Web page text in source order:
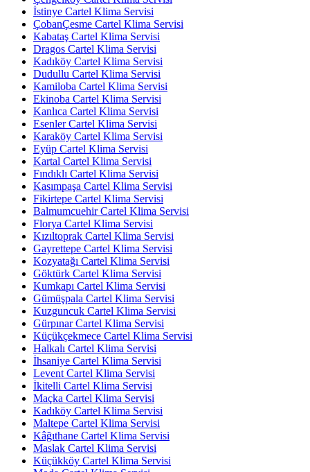
İstinye Cartel Klima Servisi
ÇobanÇesme Cartel Klima Servisi
Kabataş Cartel Klima Servisi
Dragos Cartel Klima Servisi
Kadıköy Cartel Klima Servisi
Dudullu Cartel Klima Servisi
Kamiloba Cartel Klima Servisi
Ekinoba Cartel Klima Servisi
Kanlıca Cartel Klima Servisi
Esenler Cartel Klima Servisi
Karaköy Cartel Klima Servisi
Eyüp Cartel Klima Servisi
Kartal Cartel Klima Servisi
Fındıklı Cartel Klima Servisi
Kasımpaşa Cartel Klima Servisi
Fikirtepe Cartel Klima Servisi
Balmumcuehir Cartel Klima Servisi
Florya Cartel Klima Servisi
Kızıltoprak Cartel Klima Servisi
Gayrettepe Cartel Klima Servisi
Kozyatağı Cartel Klima Servisi
Göktürk Cartel Klima Servisi
Kumkapı Cartel Klima Servisi
Gümüşpala Cartel Klima Servisi
Kuzguncuk Cartel Klima Servisi
Gürpınar Cartel Klima Servisi
Küçükçekmece Cartel Klima Servisi
Halkalı Cartel Klima Servisi
İhsaniye Cartel Klima Servisi
Levent Cartel Klima Servisi
İkitelli Cartel Klima Servisi
Maçka Cartel Klima Servisi
Kadıköy Cartel Klima Servisi
Maltepe Cartel Klima Servisi
Kâğıthane Cartel Klima Servisi
Maslak Cartel Klima Servisi
Küçükköy Cartel Klima Servisi